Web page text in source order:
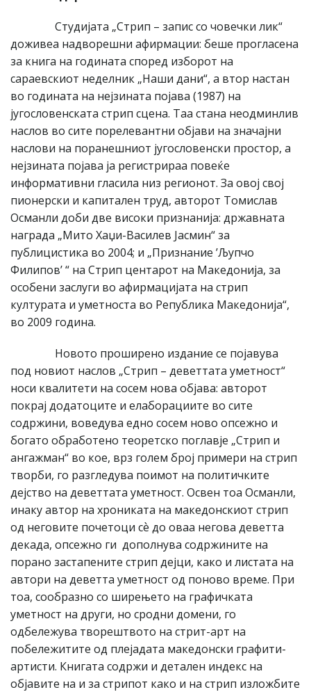
Студијата „Стрип – запис со човечки лик“
доживеа надворешни афирмации: беше прогласена
за книга на годината според изборот на
сараевскиот неделник „Наши дани“, а втор настан
во годината на нејзината појава (1987) на
југословенската стрип сцена. Таа стана неодминлив
наслов во сите порелевантни објави на значајни
наслови на поранешниот југословенски простор, а
нејзината појава ја регистрираа повеќе
информативни гласила низ регионот. За овој свој
пионерски и капитален труд, авторот Томислав
Османли доби две високи признанија: државната
награда „Мито Хаџи-Василев Јасмин“ за
публицистика во 2004; и „Признание ’Љупчо
Филипов’ “ на Стрип центарот на Македонија, за
особени заслуги во афирмацијата на стрип
културата и уметноста во Република Македонија“,
во 2009 година.
Новото проширено издание се појавува
под новиот наслов „Стрип – деветтата уметност“
носи квалитети на сосем нова објава: авторот
покрај додатоците и елаборациите во сите
содржини, воведува едно сосем ново опсежно и
богато обработено теоретско поглавје „Стрип и
ангажман“ во кое, врз голем број примери на стрип
творби, го разгледува поимот на политичките
дејство на деветтата уметност. Освен тоа Османли,
инаку автор на хрониката на македонскиот стрип
од неговите почетоци сѐ до оваа негова деветта
декада, опсежно ги дополнува содржините на
порано застапените стрип дејци, како и листата на
автори на деветта уметност од поново време. При
тоа, сообразно со ширењето на графичката
уметност на други, но сродни домени, го
одбележува творештвото на стрит-арт на
побележитите од плејадата македонски графити-
артисти. Книгата содржи и детален индекс на
објавите на и за стрипот како и на стрип изложбите